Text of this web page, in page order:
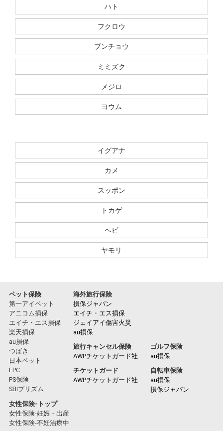
ハト
フクロウ
ブンチョウ
ミミズク
メジロ
ヨウム
イグアナ
カメ
スッポン
トカゲ
ヘビ
ヤモリ
ペット保険
第一アイペット
アニコム損保
エイチ・エス損保
楽天損保
au損保
つばき
日本ペット
FPC
PS保険
SBIプリズム
海外旅行保険
損保ジャパン
エイチ・エス損保
ジェイアイ傷害火災
au損保
旅行キャンセル保険
AWPチケットガード社
ゴルフ保険
au損保
チケットガード
AWPチケットガード社
自転車保険
au損保
損保ジャパン
女性保険-トップ
女性保険-妊娠・出産
女性保険-不妊治療中